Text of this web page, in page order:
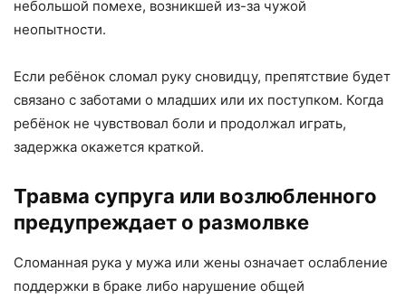
небольшой помехе, возникшей из-за чужой
неопытности.
Если ребёнок сломал руку сновидцу, препятствие будет
связано с заботами о младших или их поступком. Когда
ребёнок не чувствовал боли и продолжал играть,
задержка окажется краткой.
Травма супруга или возлюбленного
предупреждает о размолвке
Сломанная рука у мужа или жены означает ослабление
поддержки в браке либо нарушение общей